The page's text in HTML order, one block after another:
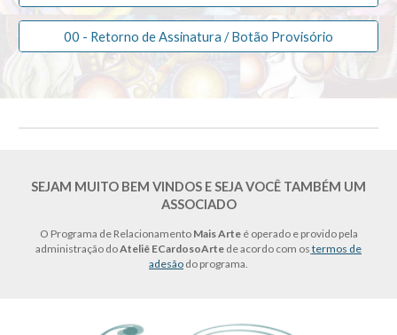
00 - Retorno de Assinatura / Botão Provisório
SEJAM MUITO BEM VINDOS E SEJA VOCÊ TAMBÉM UM
ASSOCIADO
O Programa de Relacionamento Mais Arteé operado e provido pela
administração doAteliê ECardosoArte de acordo com os termos de
adesão do programa.